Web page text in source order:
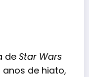
de Star Wars
de hiato,